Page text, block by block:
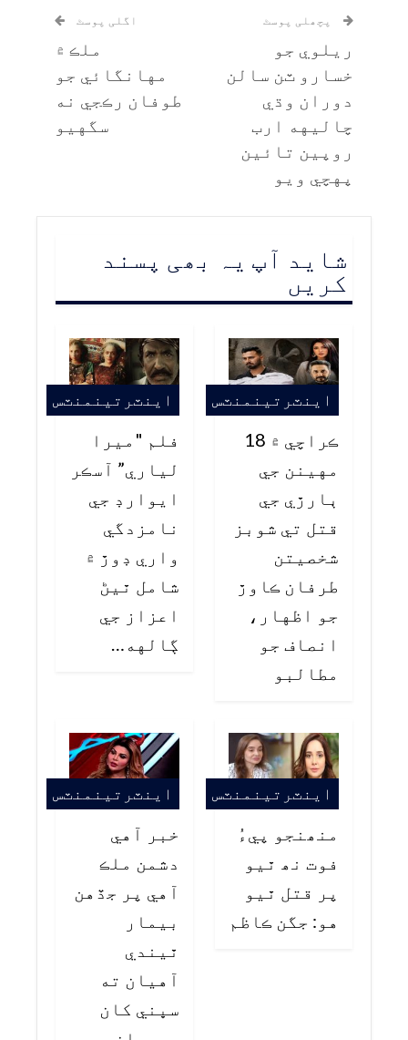
پچھلی پوسٹ
ريلوي جو
خسارو ٽن سالن
دوران وڌي
چاليهه ارب
روپين تائين
پهچي ويو
اگلی پوسٹ
ملڪ ۾
مهانگائي جو
طوفان رڪجي نه
سگهيو
شاید آپ یہ بھی پسند
کریں
اينٽرتينمنٽس
ڪراچي ۾ 18
مهينن جي
ٻارڙي جي
قتل تي شوبز
شخصيتن
طرفان ڪاوڙ
جو اظهار،
انصاف جو
مطالبو
اينٽرتينمنٽس
فلم "ميرا
لياري” آسڪر
ايوارڊ جي
نامزدگي
واري ڊوڙ ۾
شامل ٿيڻ
اعزاز جي
ڳالهه…
اينٽرتينمنٽس
منھنجو پيءُ
فوت نھ ٿيو
پر قتل ٿيو
هو: جگن ڪاظم
اينٽرتينمنٽس
خبر آهي
دشمن ملڪ
آهي پر جڏهن
بيمار
ٿيندي
آهيان ته
سڀني کان